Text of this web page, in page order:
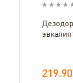
219.90